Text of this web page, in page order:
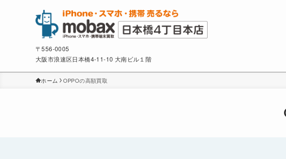
〒556-0005
大阪市浪速区日本橋4-11-10 大南ビル１階
ホーム OPPOの高額買取